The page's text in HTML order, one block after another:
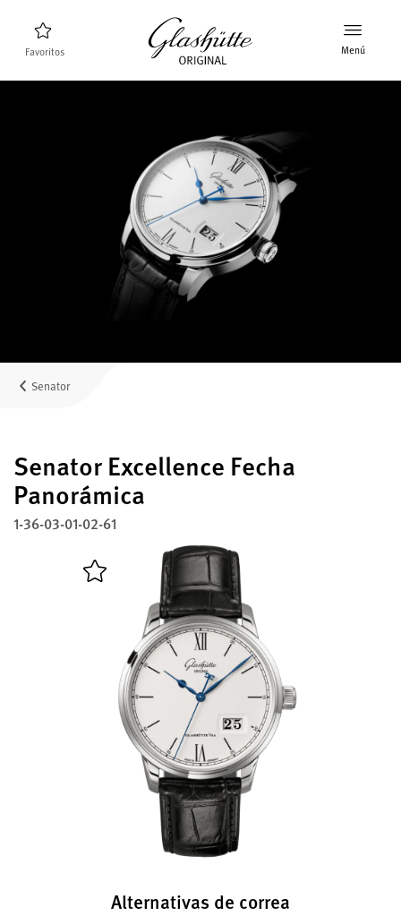
Favoritos Menú
Descubra la colección
La marca Glashütte Original
Más información sobre la Manufactura
MyAccount
Servicio
Garantía, Revisión y Restauración
Contacto
English Deutsch
Cerrar menú
Senator
Senator Excellence Fecha
Panorámica
1-36-03-01-02-61
Alternativas de correa